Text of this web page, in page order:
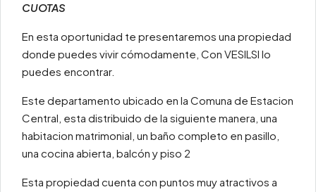
CUOTAS
En esta oportunidad te presentaremos una propiedad
donde puedes vivir cómodamente, Con VESILSI lo
puedes encontrar.
Este departamento ubicado en la Comuna de Estacion
Central, esta distribuido de la siguiente manera, una
habitacion matrimonial, un baño completo en pasillo,
una cocina abierta, balcón y piso 2
Esta propiedad cuenta con puntos muy atractivos a